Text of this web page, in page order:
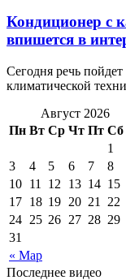
Кондиционер с
впишется в
Сегодня речь
климатической
Август 2026
Пн Вт Ср Чт Пт Сб
« Мар
1
3
4 5 6 7 8
10 11 12 13 14 15
17 18 19 20 21 22
24 25 26 27 28 29
31
Последнее видео